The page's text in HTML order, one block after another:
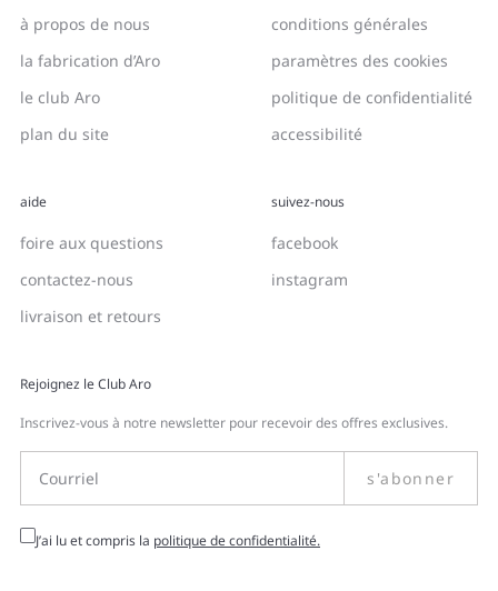
à propos de nous
la fabrication d’Aro
le club Aro
plan du site
conditions générales
paramètres des cookies
politique de confidentialité
accessibilité
aide
foire aux questions
contactez-nous
livraison et retours
suivez-nous
facebook
instagram
Rejoignez le Club Aro
Inscrivez-vous à notre newsletter pour recevoir des offres exclusives.
s'abonner
J’ai lu et compris la politique de confidentialité.